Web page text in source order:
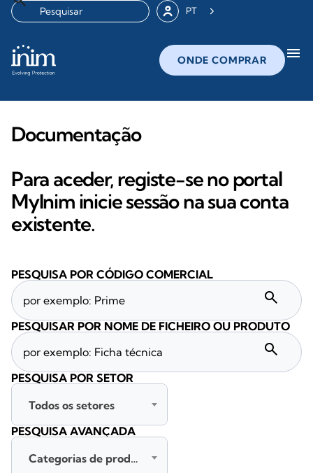
PT
ONDE COMPRAR menu
Documentação
Para aceder, registe-se no portal
MyInim inicie sessão na sua conta
existente.
PESQUISA POR CÓDIGO COMERCIAL
search
PESQUISAR POR NOME DE FICHEIRO OU PRODUTO
search
PESQUISA POR SETOR
Todos os setores
PESQUISA AVANÇADA
Categorias de produtos